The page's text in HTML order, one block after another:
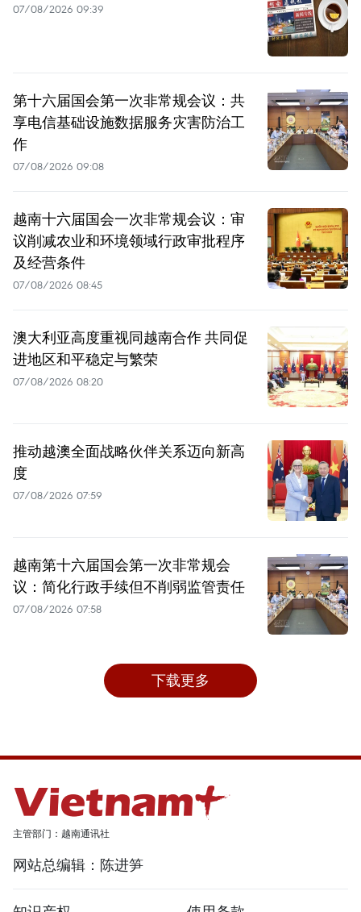
07/08/2026 09:39
第十六届国会第一次非常规会议：共
享电信基础设施数据服务灾害防治工
作
07/08/2026 09:08
越南十六届国会一次非常规会议：审
议削减农业和环境领域行政审批程序
及经营条件
07/08/2026 08:45
澳大利亚高度重视同越南合作 共同促
进地区和平稳定与繁荣
07/08/2026 08:20
推动越澳全面战略伙伴关系迈向新高
度
07/08/2026 07:59
越南第十六届国会第一次非常规会
议：简化行政手续但不削弱监管责任
07/08/2026 07:58
下载更多
主管部门：越南通讯社
网站总编辑：陈进笋